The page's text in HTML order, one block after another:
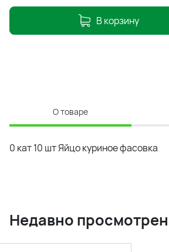
В корзину
О товаре
0 кат 10 шт Яйцо куриное фасовка
Недавно